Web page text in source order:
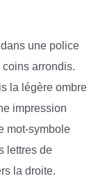
une police
arrondis.
la légère ombre
impression
mot-symbole
lettres de
la droite.